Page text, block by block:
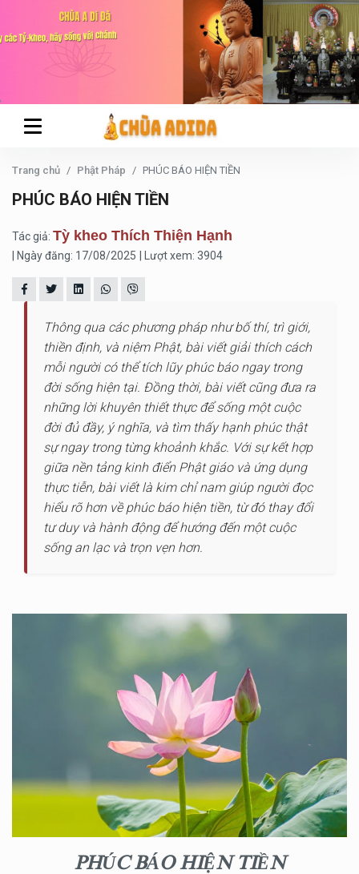
Trang chủ Phật Pháp PHÚC BÁO HIỆN TIỀN
PHÚC BÁO HIỆN TIỀN
Tác giả: Tỳ kheo Thích Thiện Hạnh
| Ngày đăng: 17/08/2025 | Lượt xem: 3904
Thông qua các phương pháp như bố thí, trì giới,
thiền định, và niệm Phật, bài viết giải thích cách
mỗi người có thể tích lũy phúc báo ngay trong
đời sống hiện tại. Đồng thời, bài viết cũng đưa ra
những lời khuyên thiết thực để sống một cuộc
đời đủ đầy, ý nghĩa, và tìm thấy hạnh phúc thật
sự ngay trong từng khoảnh khắc. Với sự kết hợp
giữa nền tảng kinh điển Phật giáo và ứng dụng
thực tiễn, bài viết là kim chỉ nam giúp người đọc
hiểu rõ hơn về phúc báo hiện tiền, từ đó thay đổi
tư duy và hành động để hướng đến một cuộc
sống an lạc và trọn vẹn hơn.
PHÚC BÁO HIỆN TIỀN